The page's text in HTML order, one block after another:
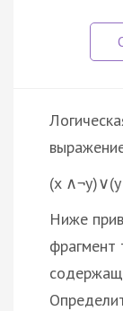
(x
Ниже
фрагмент